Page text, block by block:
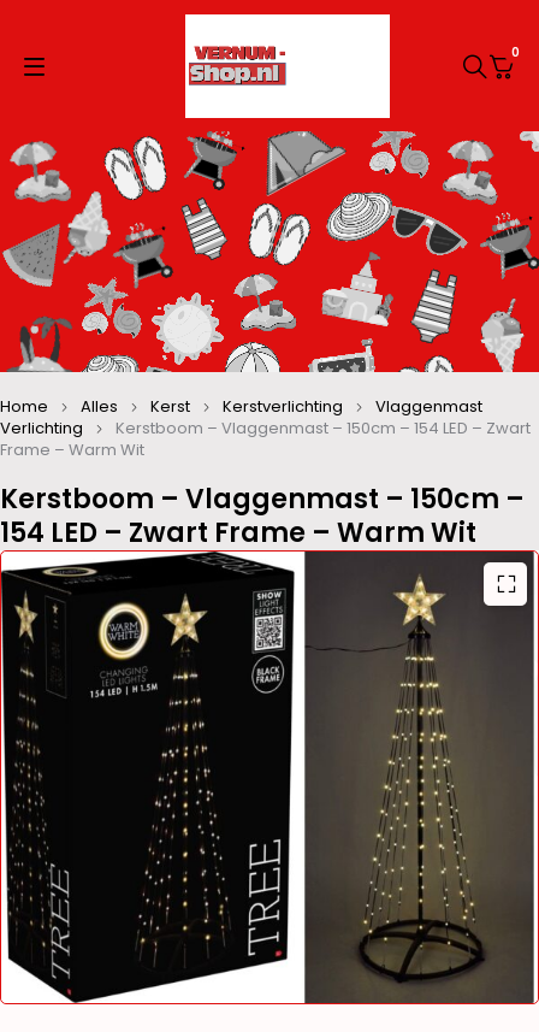
0
Kerstboom – Vlaggenmast – 150cm –
154 LED – Zwart Frame – Warm Wit
Home Alles Kerst Kerstverlichting
Vlaggenmast
Verlichting
Kerstboom – Vlaggenmast – 150cm – 154 LED – Zwart
Frame – Warm Wit